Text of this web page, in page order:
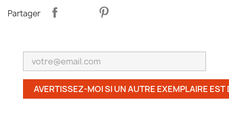
Partager
AVERTISSEZ-MOI SI UN AUTRE EXEMPLAIRE EST